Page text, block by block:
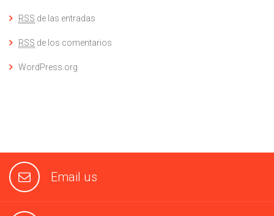
RSS de las entradas
RSS de los comentarios
WordPress.org
Email us